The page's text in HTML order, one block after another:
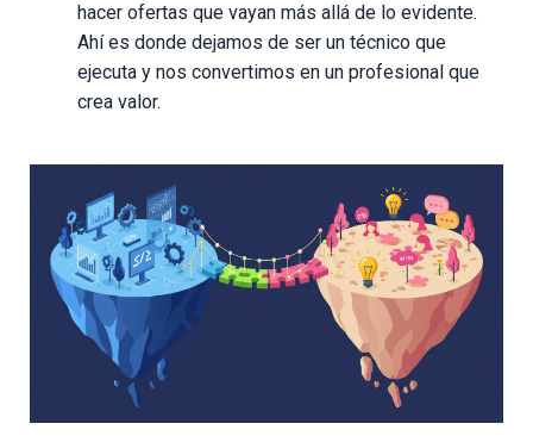
hacer ofertas que vayan más allá de lo evidente.
Ahí es donde dejamos de ser un técnico que
ejecuta y nos convertimos en un profesional que
crea valor.